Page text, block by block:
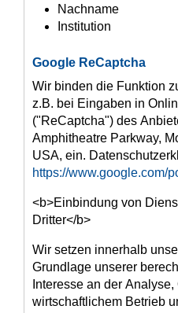
Nachname
Institution
Google ReCaptcha
Wir binden die Funktion
z.B. bei Eingaben in
("ReCaptcha") des
Amphitheatre Parkway,
USA, ein.
https://www.google.com/
<b>Einbindung von
Dritter</b>
Wir setzen innerhalb
Grundlage unserer
Interesse an der
wirtschaftlichem Betrieb